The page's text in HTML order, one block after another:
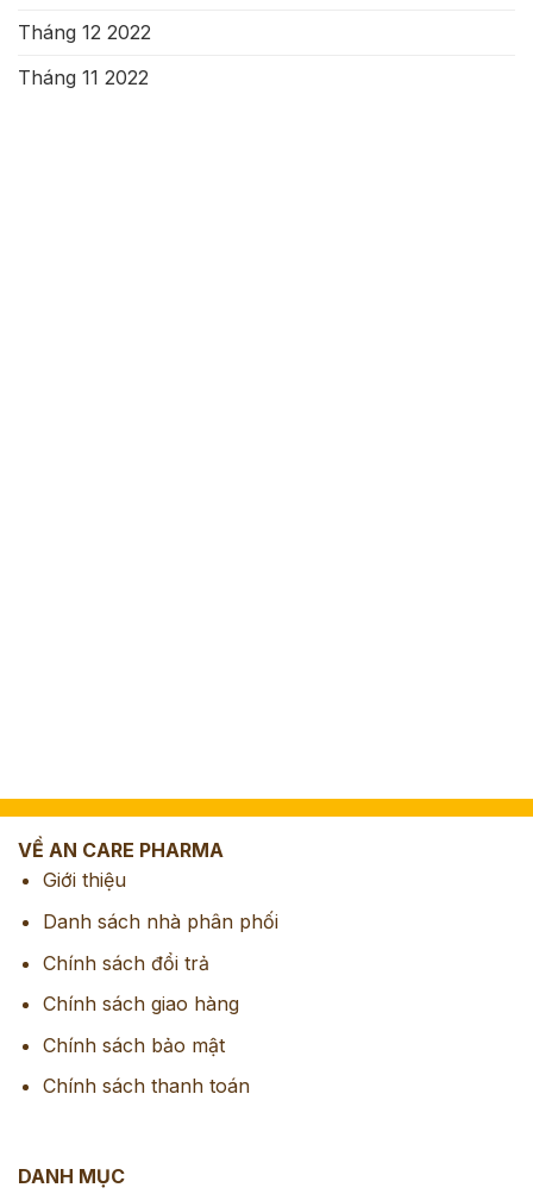
Tháng 12 2022
Tháng 11 2022
VỀ AN CARE PHARMA
Giới thiệu
Danh sách nhà phân phối
Chính sách đổi trả
Chính sách giao hàng
Chính sách bảo mật
Chính sách thanh toán
DANH MỤC